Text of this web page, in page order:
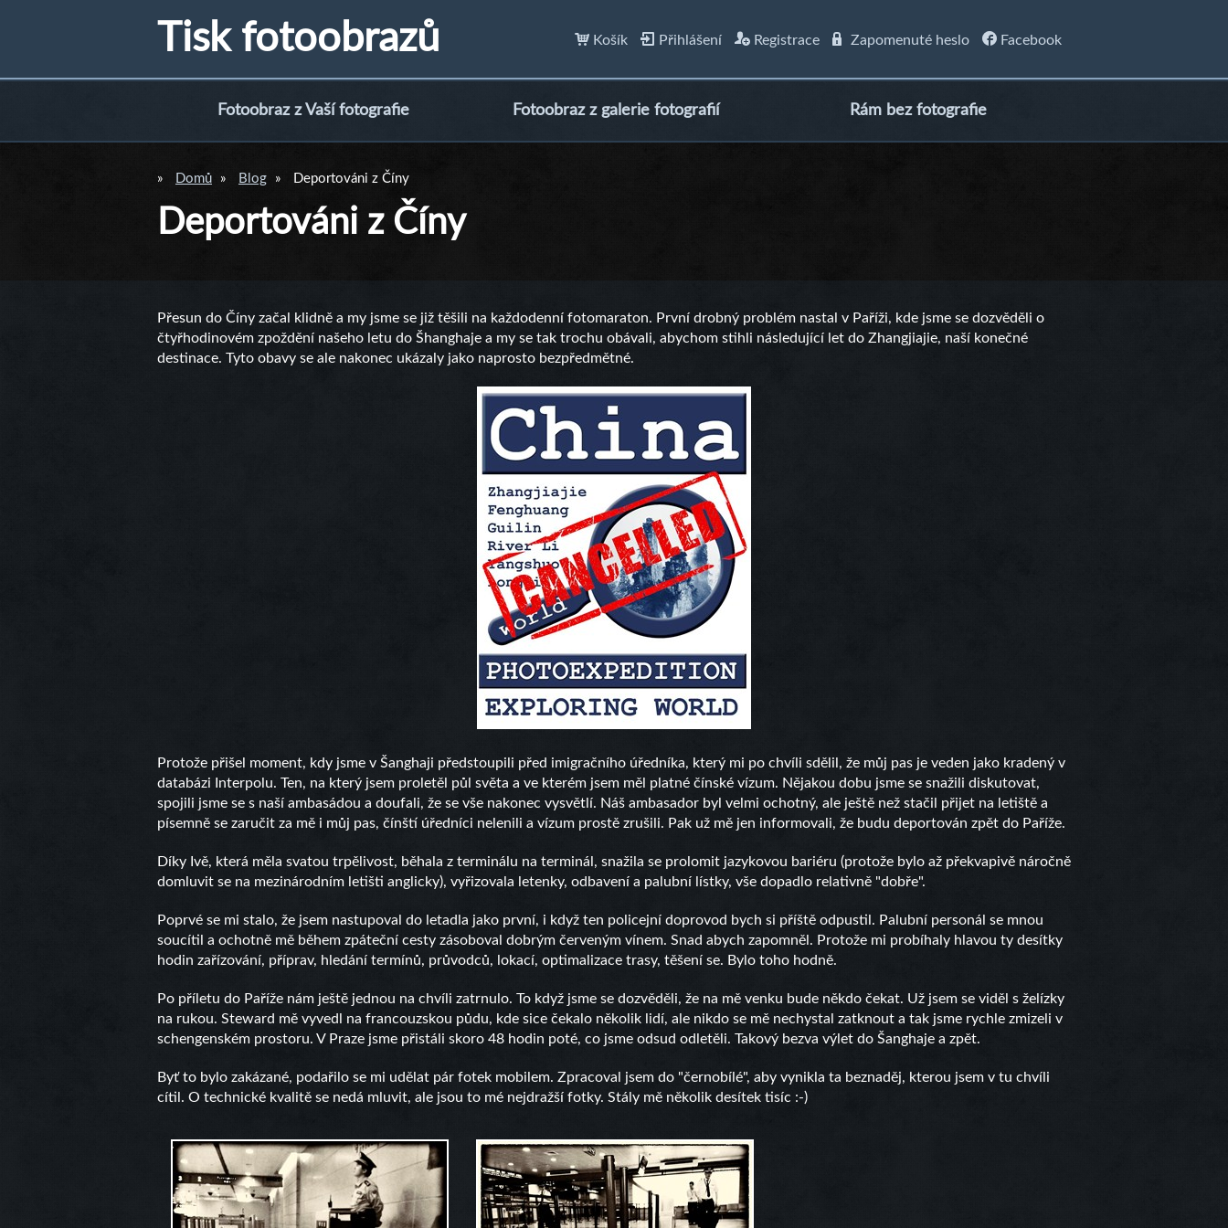
Tisk fotoobrazů Košík Přihlášení Registrace Zapomenuté heslo Facebook
Fotoobraz z Vaší fotografie Fotoobraz z galerie fotografií Rám bez fotografie
Domů Blog Deportováni z Číny
Deportováni z Číny
Přesun do Číny začal klidně a my jsme se již těšili na každodenní fotomaraton. První drobný problém nastal v Paříži, kde jsme se dozvěděli o
čtyřhodinovém zpoždění našeho letu do Šhanghaje a my se tak trochu obávali, abychom stihli následující let do Zhangjiajie, naší konečné
destinace. Tyto obavy se ale nakonec ukázaly jako naprosto bezpředmětné.
Protože přišel moment, kdy jsme v Šanghaji předstoupili před imigračního úředníka, který mi po chvíli sdělil, že můj pas je veden jako kradený v
databázi Interpolu. Ten, na který jsem proletěl půl světa a ve kterém jsem měl platné čínské vízum. Nějakou dobu jsme se snažili diskutovat,
spojili jsme se s naší ambasádou a doufali, že se vše nakonec vysvětlí. Náš ambasador byl velmi ochotný, ale ještě než stačil přijet na letiště a
písemně se zaručit za mě i můj pas, čínští úředníci nelenili a vízum prostě zrušili. Pak už mě jen informovali, že budu deportován zpět do Paříže.
Díky Ivě, která měla svatou trpělivost, běhala z terminálu na terminál, snažila se prolomit jazykovou bariéru (protože bylo až překvapivě náročně
domluvit se na mezinárodním letišti anglicky), vyřizovala letenky, odbavení a palubní lístky, vše dopadlo relativně "dobře".
Poprvé se mi stalo, že jsem nastupoval do letadla jako první, i když ten policejní doprovod bych si příště odpustil. Palubní personál se mnou
soucítil a ochotně mě během zpáteční cesty zásoboval dobrým červeným vínem. Snad abych zapomněl. Protože mi probíhaly hlavou ty desítky
hodin zařízování, příprav, hledání termínů, průvodců, lokací, optimalizace trasy, těšení se. Bylo toho hodně.
Po příletu do Paříže nám ještě jednou na chvíli zatrnulo. To když jsme se dozvěděli, že na mě venku bude někdo čekat. Už jsem se viděl s želízky
na rukou. Steward mě vyvedl na francouzskou půdu, kde sice čekalo několik lidí, ale nikdo se mě nechystal zatknout a tak jsme rychle zmizeli v
schengenském prostoru. V Praze jsme přistáli skoro 48 hodin poté, co jsme odsud odletěli. Takový bezva výlet do Šanghaje a zpět.
Byť to bylo zakázané, podařilo se mi udělat pár fotek mobilem. Zpracoval jsem do "černobílé", aby vynikla ta beznaděj, kterou jsem v tu chvíli
cítil. O technické kvalitě se nedá mluvit, ale jsou to mé nejdražší fotky. Stály mě několik desítek tisíc :-)